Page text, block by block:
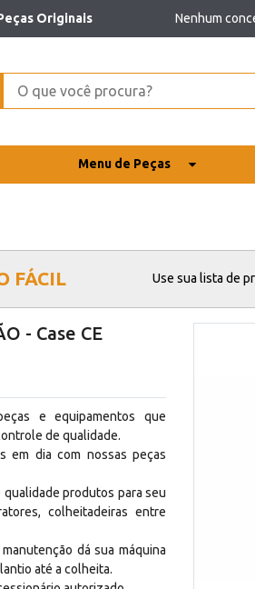
Originais Nenhum
Menu de Peças
FÁCIL Use sua lista de
- Case CE
e equipamentos que
de qualidade.
em dia com nossas peças
qualidade produtos para seu
colheitadeiras entre
dá sua máquina
até a colheita.